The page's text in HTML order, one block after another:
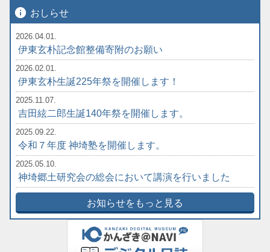
info おしらせ
2026.04.01.
伊東玄朴記念館整備寄附のお願い
2026.02.01.
伊東玄朴生誕225年祭を開催します！
2025.11.07.
吉田絃二郎生誕140年祭を開催します。
2025.09.22.
令和７年度 神埼塾を開催します。
2025.05.10.
神埼郷土研究会の総会において講演を行いました
お知らせをもっと見る